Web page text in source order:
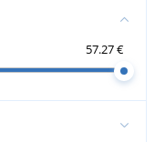
57.27 €